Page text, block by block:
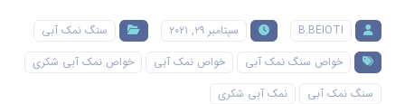
B.BEIOTI سپتامبر ۲۹, ۲۰۲۱
سنگ نمک آبی
خواص سنگ نمک آبی
خواص نمک آبی
خواص نمک آبی شکری
سنگ نمک آبی
نمک آبی شکری